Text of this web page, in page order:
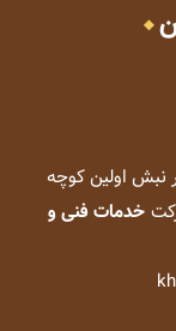
نبش اولین کوچه
خدمات فنی و